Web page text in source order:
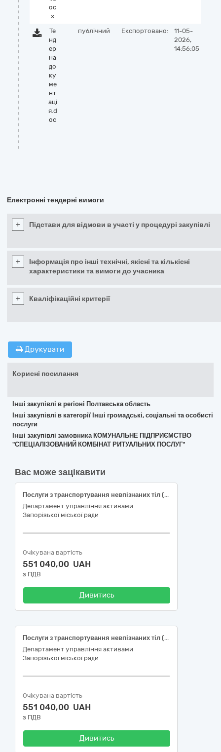
oc
x
Те
нд
ер
на
до
ку
ме
нт
аці
я.d
oc
публічний Експортовано:
11-05-
2026,
14:56:05
Електронні тендерні вимоги
+ Підстави для відмови в участі у процедурі закупівлі
+
Інформація про інші технічні, якісні та кількісні
характеристики та вимоги до учасника
+ Кваліфікаційні критерії
Друкувати
Корисні посилання
Інші закупівлі в регіоні Полтавська область
Інші закупівлі в категорії Інші громадські, соціальні та особисті
послуги
Інші закупівлі замовника КОМУНАЛЬНЕ ПІДПРИЄМСТВО
"СПЕЦІАЛІЗОВАНИЙ КОМБІНАТ РИТУАЛЬНИХ ПОСЛУГ"
Вас може зацікавити
Послуги з транспортування невпізнаних тіл (останків) загиблих (померлих) військовослужбовців, які загинули (померли) внаслідок збройної агресії проти України, до Національного військового меморіального кладовища, з наданням предметів ритуальної належності
Департамент управління активами
Запорізької міської ради
Очікувана вартість
551 040,00 UAH
з ПДВ
Дивитись
Послуги з транспортування невпізнаних тіл (останків) загиблих (померлих) військовослужбовців, які загинули (померли) внаслідок збройної агресії проти України, до Національного військового меморіального кладовища, з наданням предметів ритуальної належності.
Департамент управління активами
Запорізької міської ради
Очікувана вартість
551 040,00 UAH
з ПДВ
Дивитись